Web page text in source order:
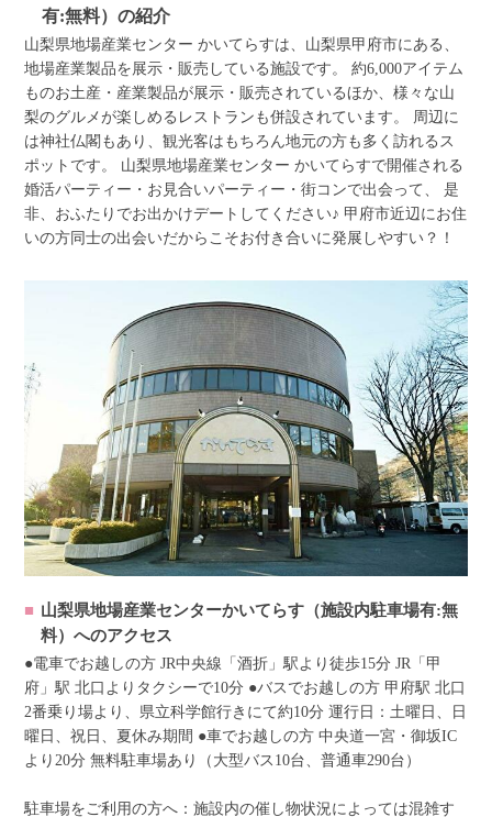
有:無料）の紹介
山梨県地場産業センター かいてらすは、山梨県甲府市にある、
地場産業製品を展示・販売している施設です。 約6,000アイテム
ものお土産・産業製品が展示・販売されているほか、様々な山
梨のグルメが楽しめるレストランも併設されています。 周辺に
は神社仏閣もあり、観光客はもちろん地元の方も多く訪れるス
ポットです。 山梨県地場産業センター かいてらすで開催される
婚活パーティー・お見合いパーティー・街コンで出会って、 是
非、おふたりでお出かけデートしてください♪ 甲府市近辺にお住
いの方同士の出会いだからこそお付き合いに発展しやすい？！
山梨県地場産業センターかいてらす（施設内駐車場有:無
料）へのアクセス
●電車でお越しの方 JR中央線「酒折」駅より徒歩15分 JR「甲
府」駅 北口よりタクシーで10分 ●バスでお越しの方 甲府駅 北口
2番乗り場より、県立科学館行きにて約10分 運行日：土曜日、日
曜日、祝日、夏休み期間 ●車でお越しの方 中央道一宮・御坂IC
より20分 無料駐車場あり（大型バス10台、普通車290台）
駐車場をご利用の方へ：施設内の催し物状況によっては混雑す